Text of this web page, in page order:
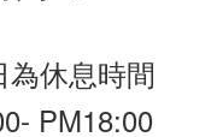
休息時間
PM18:00